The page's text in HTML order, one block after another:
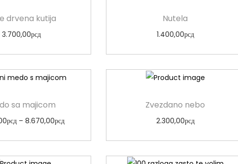
drvena kutija
3.700,00рсд
Nutela
1.400,00рсд
sa majicom
рсд – 8.670,00рсд
Zvezdano nebo
2.300,00рсд